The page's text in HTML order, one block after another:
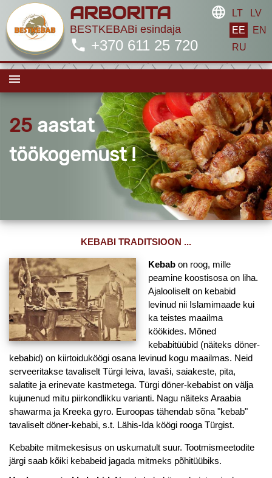
ARBORITA
BESTKEBABi esindaja
language LT
LV
EE
EN
RU
phone +370 611 25 720
menu
25 aastat
töökogemust !
KEBABI TRADITSIOON ...
Kebab on roog, mille
peamine koostisosa on liha.
Ajalooliselt on kebabid
levinud nii Islamimaade kui
ka teistes maailma
köökides. Mõned
kebabitüübid (näiteks döner-
kebabid) on kiirtoiduköögi osana levinud kogu maailmas. Neid
serveeritakse tavaliselt Türgi leiva, lavaši, saiakeste, pita,
salatite ja erinevate kastmetega. Türgi döner-kebabist on välja
kujunenud mitu piirkondlikku varianti. Nagu näiteks Araabia
shawarma ja Kreeka gyro. Euroopas tähendab sõna "kebab"
tavaliselt döner-kebabi, s.t. Lähis-Ida köögi rooga Türgist.
Kebabite mitmekesisus on uskumatult suur. Tootmismeetodite
järgi saab kõiki kebabeid jagada mitmeks põhitüübiks.